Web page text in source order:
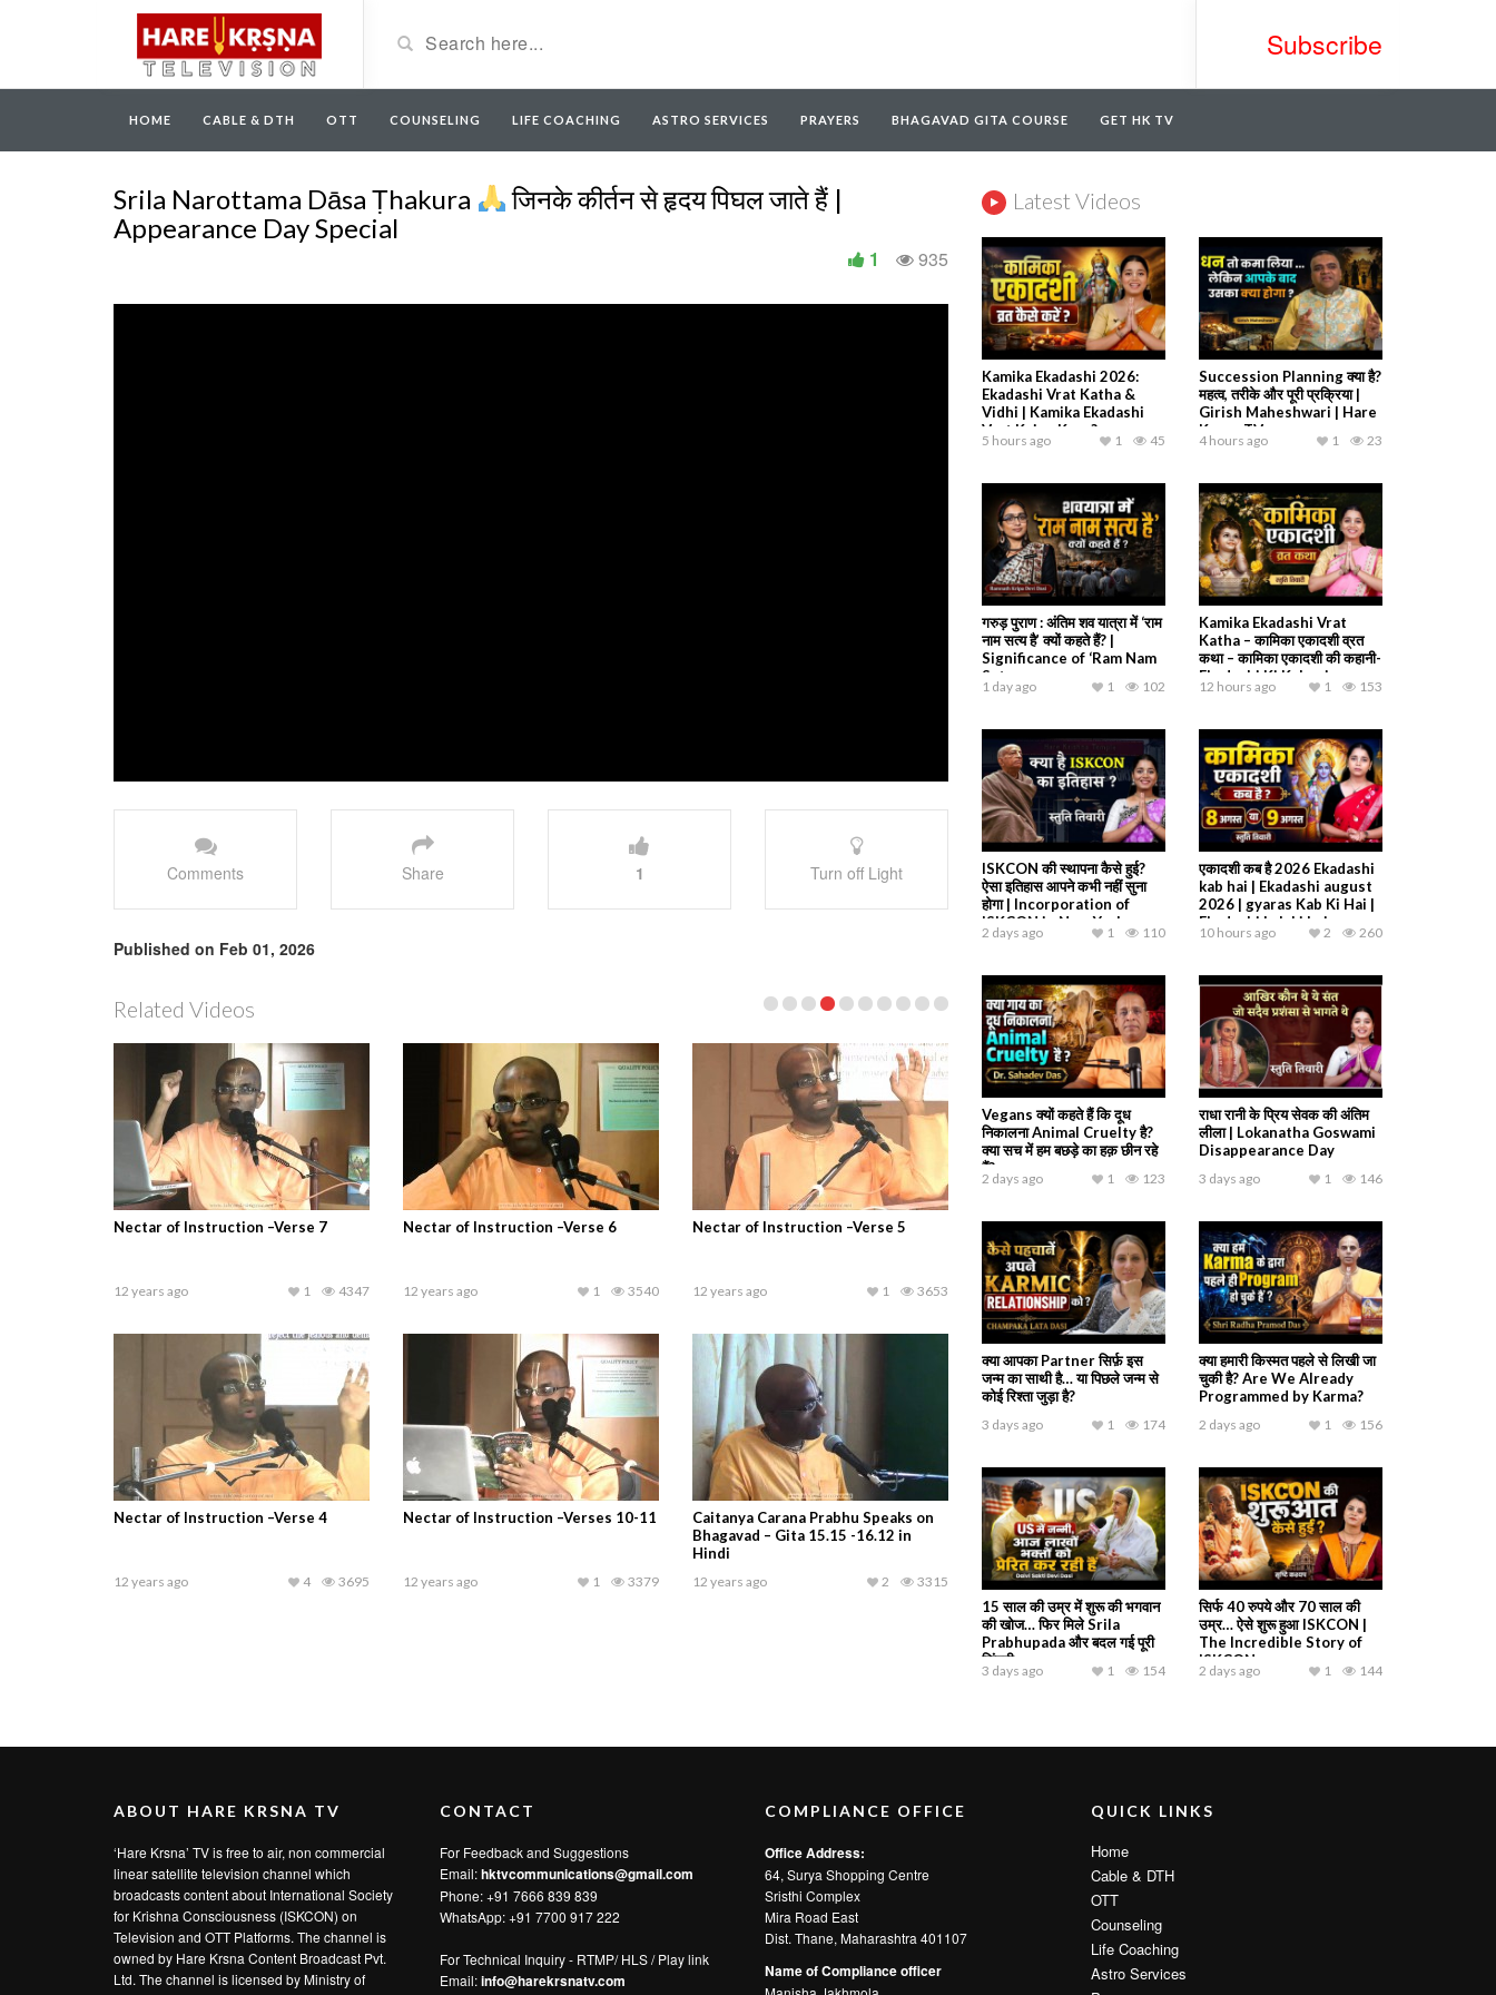
Subscribe
HOME CABLE & DTH OTT COUNSELING LIFE COACHING ASTRO SERVICES PRAYERS BHAGAVAD GITA COURSE GET HK TV
Srila Narottama Dāsa Ṭhakura
जिनके कीर्तन से हृदय पिघल जाते हैं |
Appearance Day Special
935
1
Comments Share 1 Turn off Light
Published on Feb 01, 2026
Related Videos
Nectar of Instruction –Verse 7
12 years ago 4347
1
Nectar of Instruction –Verse 6
12 years ago 3540
1
Nectar of Instruction –Verse 5
12 years ago 3653
1
Nectar of Instruction –Verse 4
12 years ago 3695
4
Nectar of Instruction –Verses 10-11
12 years ago 3379
1
Caitanya Carana Prabhu Speaks on
Bhagavad – Gita 15.15 -16.12 in
Hindi
12 years ago 3315
2
Latest Videos
Kamika Ekadashi 2026:
Ekadashi Vrat Katha &
Vidhi | Kamika Ekadashi
Vrat Kaise Kare?
5 hours ago 45
1
Succession Planning क्या है?
महत्व, तरीके और पूरी प्रक्रिया |
Girish Maheshwari | Hare
Krsna TV
4 hours ago 23
1
गरुड़ पुराण : अंतिम शव यात्रा में ‘राम
नाम सत्य है’ क्यों कहते हैं? |
Significance of ‘Ram Nam
Satya
1 day ago 102
1
Kamika Ekadashi Vrat
Katha – कामिका एकादशी व्रत
कथा – कामिका एकादशी की कहानी-
Ekadashi Ki Kahani
12 hours ago 153
1
ISKCON की स्थापना कैसे हुई?
ऐसा इतिहास आपने कभी नहीं सुना
होगा | Incorporation of
ISKCON in New York
2 days ago 110
1
एकादशी कब है 2026 Ekadashi
kab hai | Ekadashi august
2026 | gyaras Kab Ki Hai |
Ekadashi kab ki hai
10 hours ago 260
2
Vegans क्यों कहते हैं कि दूध
निकालना Animal Cruelty है?
क्या सच में हम बछड़े का हक़ छीन रहे
हैं?
2 days ago 123
1
राधा रानी के प्रिय सेवक की अंतिम
लीला | Lokanatha Goswami
Disappearance Day
3 days ago 146
1
क्या आपका Partner सिर्फ़ इस
जन्म का साथी है… या पिछले जन्म से
कोई रिश्ता जुड़ा है?
3 days ago 174
1
क्या हमारी किस्मत पहले से लिखी जा
चुकी है? Are We Already
Programmed by Karma?
2 days ago 156
1
15 साल की उम्र में शुरू की भगवान
की खोज… फिर मिले Srila
Prabhupada और बदल गई पूरी
जिंदगी
3 days ago 154
1
सिर्फ 40 रुपये और 70 साल की
उम्र… ऐसे शुरू हुआ ISKCON |
The Incredible Story of
ISKCON
2 days ago 144
1
ABOUT HARE KRSNA TV
‘Hare Krsna’ TV is free to air, non commercial
linear satellite television channel which
broadcasts content about International Society
for Krishna Consciousness (ISKCON) on
Television and OTT Platforms. The channel is
owned by Hare Krsna Content Broadcast Pvt.
Ltd. The channel is licensed by Ministry of
CONTACT
For Feedback and Suggestions
Email:hktvcommunications@gmail.com
Phone: +91 7666 839 839
WhatsApp:+91 7700 917 222
For Technical Inquiry - RTMP/ HLS / Play link
Email:info@harekrsnatv.com
COMPLIANCE OFFICE
Office Address:
64, Surya Shopping Centre
Sristhi Complex
Mira Road East
Dist. Thane, Maharashtra 401107
Name of Compliance officer
QUICK LINKS
Home
Cable & DTH
OTT
Counseling
Life Coaching
Astro Services